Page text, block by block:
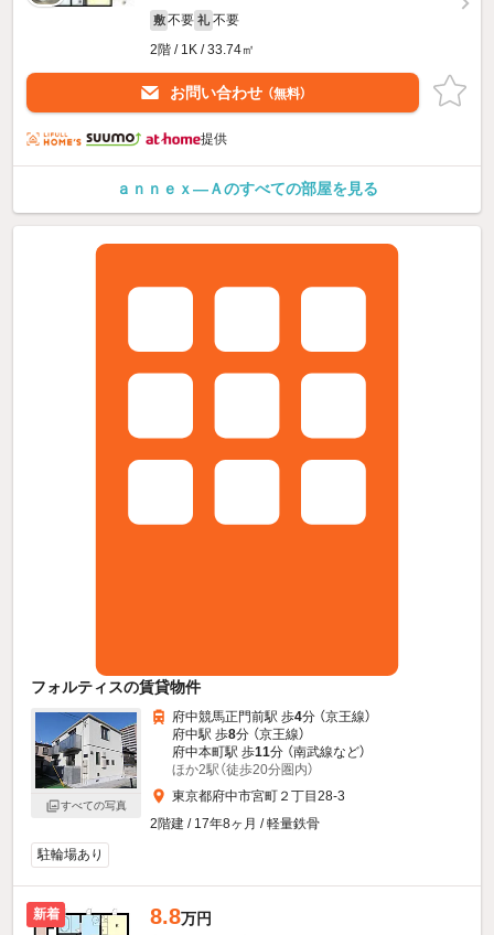
敷 不要 礼 不要
2階 / 1K / 33.74㎡
お問い合わせ （無料）
提供
ａｎｎｅｘ—Ａのすべての部屋を見る
フォルティスの賃貸物件
すべての写真
府中競馬正門前駅 歩4分 （京王線）
府中駅 歩8分 （京王線）
府中本町駅 歩11分 （南武線など）
ほか2駅（徒歩20分圏内）
東京都府中市宮町２丁目28-3
2階建 / 17年8ヶ月 / 軽量鉄骨
駐輪場あり
新着 8.8万円